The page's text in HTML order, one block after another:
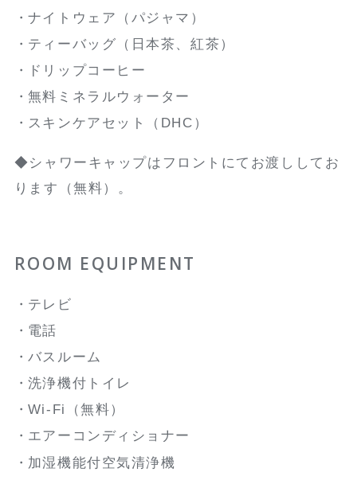
ナイトウェア（パジャマ）
ティーバッグ（日本茶、紅茶）
ドリップコーヒー
無料ミネラルウォーター
スキンケアセット（DHC）
◆シャワーキャップはフロントにてお渡ししてお
ります（無料）。
ROOM EQUIPMENT
テレビ
電話
バスルーム
洗浄機付トイレ
Wi-Fi（無料）
エアーコンディショナー
加湿機能付空気清浄機